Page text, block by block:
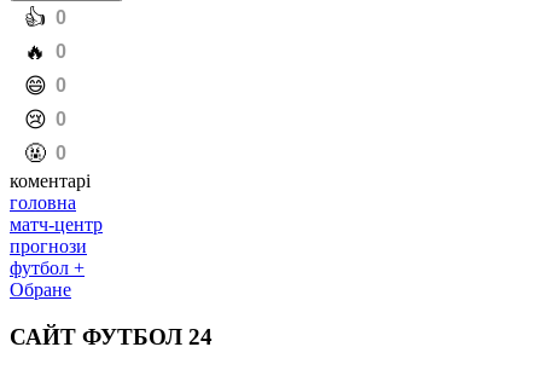
️👍 0
️🔥 0
️😄 0
️😢 0
️🤬 0
коментарі
головна
матч-центр
прогнози
футбол +
Обране
САЙТ ФУТБОЛ 24